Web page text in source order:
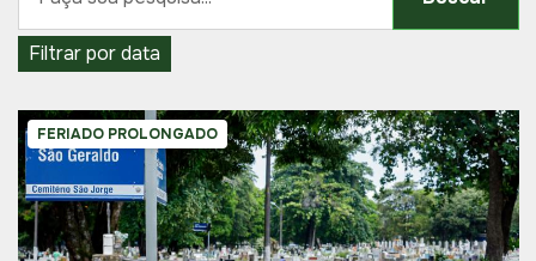
Filtrar por data
FERIADO PROLONGADO